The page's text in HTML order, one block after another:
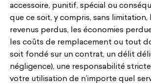
accessoire, punitif, spécial ou
que ce soit, y compris, sans
revenus perdus, les économies
les coûts de remplacement ou tout
soit fondé sur un contrat, un délit
négligence), une responsabilité
votre utilisation de n’importe quel